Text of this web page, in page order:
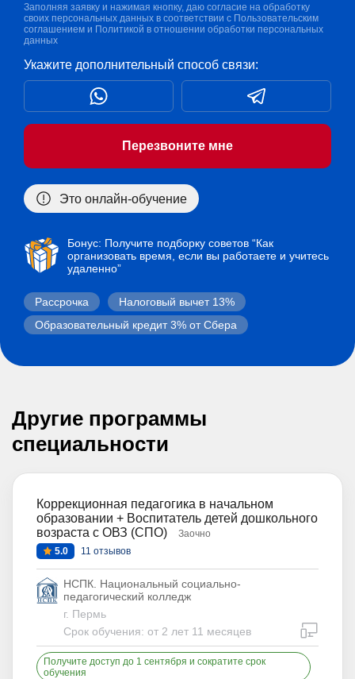
Бонус: Получите подборку советов “Как
организовать время, если вы работаете и учитесь
удаленно”
Рассрочка
Налоговый вычет 13%
Образовательный кредит 3% от Сбера
Заполняя заявку и нажимая кнопку, даю согласие на обработку
своих персональных данных в соответствии с Пользовательским
соглашением и Политикой в отношении обработки персональных
данных
Укажите дополнительный способ связи:
Перезвоните мне
Это онлайн-обучение
Другие программы
специальности
Коррекционная педагогика в начальном
образовании + Воспитатель детей дошкольного
возраста с ОВЗ (СПО)
Заочно
5.0
11 отзывов
НСПК. Национальный социально-
педагогический колледж
г. Пермь
Срок обучения: от 2 лет 11 месяцев
Получите доступ до 1 сентября и сократите срок
обучения